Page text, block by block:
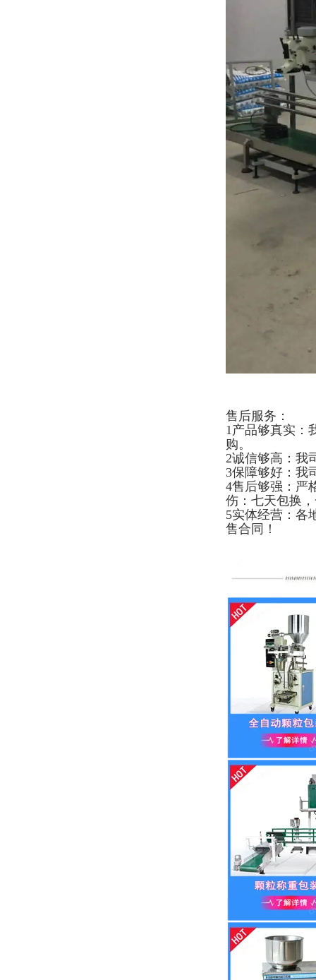
售后服务：
1产品够真实：
购。
2诚信够高：我
3保障够好：我
4售后够强：严
伤：七天包换
5实体经营：各
售合同！